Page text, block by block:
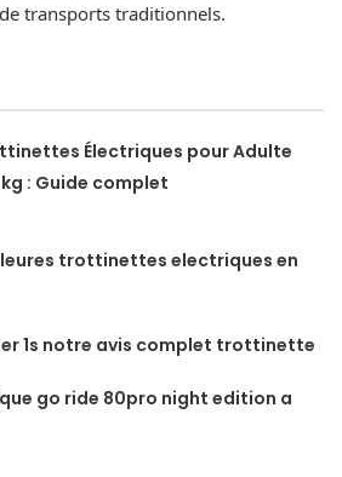
transports traditionnels.
Électriques pour Adulte
kg : Guide complet
trottinettes electriques en
1s notre avis complet trottinette
go ride 80pro night edition a